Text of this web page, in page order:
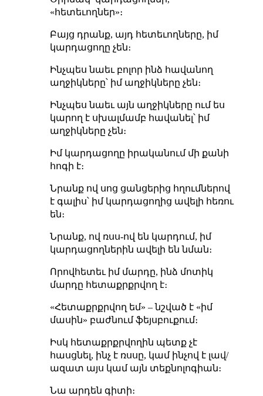
«հետեւողներ»։
Բայց դրանք, այդ հետեւողները, իմ
կարդացողը չեն։
Ինչպես նաեւ բոլոր ինձ հավանող
աղջիկները՝ իմ աղջիկները չեն։
Ինչպես նաեւ այն աղջիկները ում ես
կարող է սխալմամբ հավանել՝ իմ
աղջիկները չեն։
Իմ կարդացողը իրականում մի քանի
հոգի է։
Նրանք ով սոց ցանցերից հղումներով
է գալիս՝ իմ կարդացողից ավելի հեռու
են։
Նրանք, ով ռսս-ով են կարդում, իմ
կարդացողներին ավելի են նման։
Որովհետեւ իմ մարդը, ինձ մոտիկ
մարդը հետաքրքրվող է։
«Հետաքրքրվող եմ» – նշված է «իմ
մասին» բաժնում ֆեյսբուքում։
Իսկ հետաքրքրվողին պետք չէ
հասցնել, ինչ է ռսսը, կամ ինչով է լավ/
ազատ այս կամ այն տեքնոլոգիան։
Նա արդեն գիտի։